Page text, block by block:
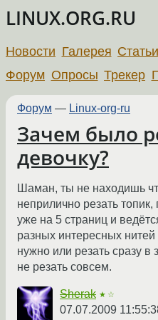
LINUX.ORG.RU
Новости Галерея Статьи
Форум Опросы Трекер
Форум — Linux-org-ru
Зачем было
девочку?
Шаман, ты не находишь
неприлично резать топик,
уже на 5 страниц и
разных интересных нитей
нужно или резать сразу
не резать совсем.
Sherak ★☆
07.07.2009